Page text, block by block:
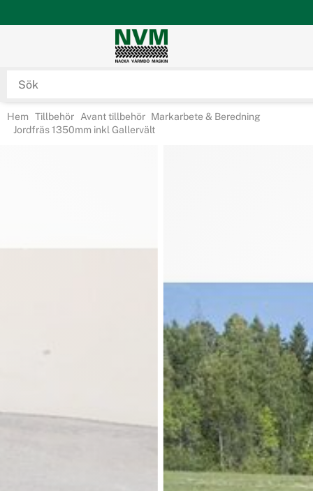
Hem Tillbehör Avant tillbehör Markarbete & Beredning
Jordfräs 1350mm inkl Gallervält